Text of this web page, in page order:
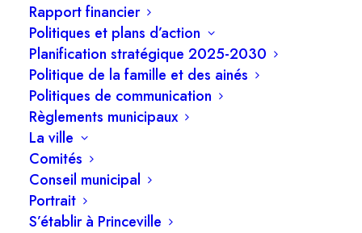
Rapport financier
Politiques et plans d’action
Planification stratégique 2025-2030
Politique de la famille et des ainés
Politiques de communication
Règlements municipaux
La ville
Comités
Conseil municipal
Portrait
S’établir à Princeville
Ordre du jour de
la séance ordinaire
du 8 juin 2026
5 juin 2026